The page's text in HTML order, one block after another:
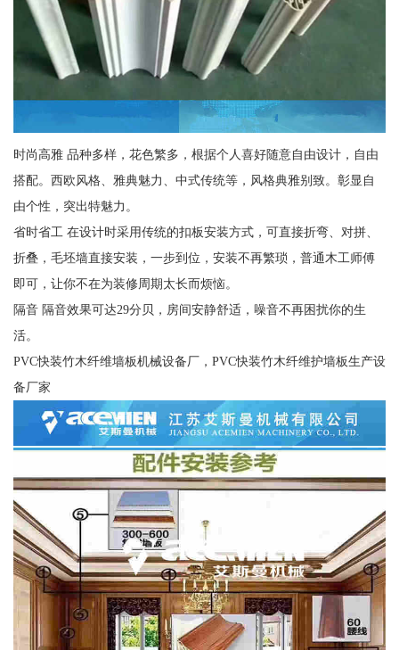
时尚高雅 品种多样，花色繁多，根据个人喜好随意自由设计，自由
搭配。西欧风格、雅典魅力、中式传统等，风格典雅别致。彰显自
由个性，突出特魅力。
省时省工 在设计时采用传统的扣板安装方式，可直接折弯、对拼、
折叠，毛坯墙直接安装，一步到位，安装不再繁琐，普通木工师傅
即可，让你不在为装修周期太长而烦恼。
隔音 隔音效果可达29分贝，房间安静舒适，噪音不再困扰你的生
活。
PVC快装竹木纤维墙板机械设备厂，PVC快装竹木纤维护墙板生产设
备厂家